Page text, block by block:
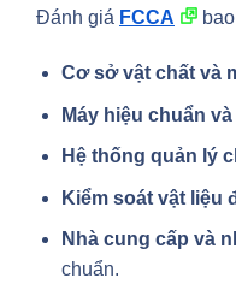
Đánh giá FCCA
Cơ sở vật chất và
Máy hiệu chuẩn
Hệ thống quản lý
Kiểm soát vật liệu
Nhà cung cấp và
chuẩn.